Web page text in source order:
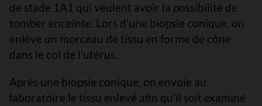
de stade 1A1 qui veulent avoir la possibilité de
tomber enceinte. Lors d'une biopsie conique, on
enlève un morceau de tissu en forme de cône
dans le col de l’utérus.
Après une biopsie conique, on envoie au
laboratoire le tissu enlevé afin qu’il soit examiné